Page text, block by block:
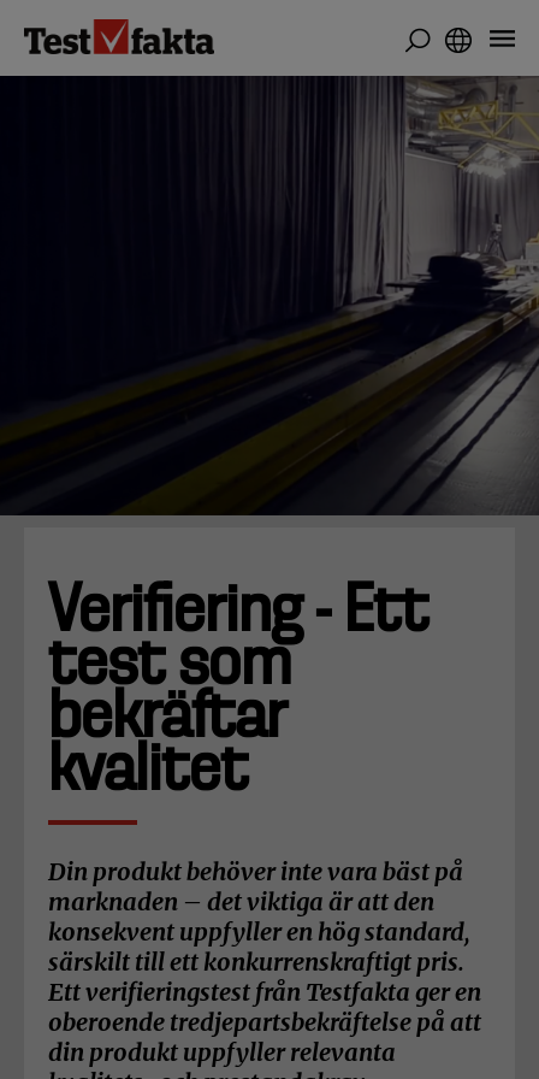
huvudinnehåll
Verifiering - Ett
test som
bekräftar
kvalitet
Din produkt behöver inte vara bäst på
marknaden – det viktiga är att den
konsekvent uppfyller en hög standard,
särskilt till ett konkurrenskraftigt pris.
Ett verifieringstest från Testfakta ger en
oberoende tredjepartsbekräftelse på att
din produkt uppfyller relevanta